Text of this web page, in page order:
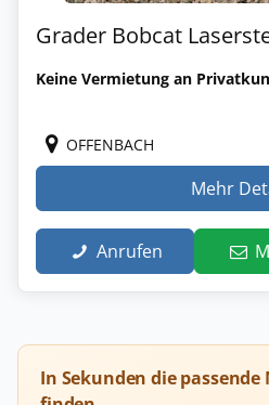
Grader Bobcat
Keine Vermietung an
OFFENBACH
Mehr
Anrufen
In Sekunden die